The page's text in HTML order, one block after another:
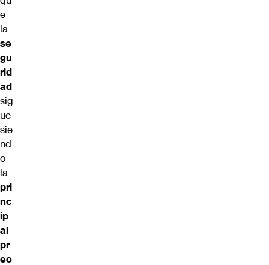
e
la
se
gu
rid
ad
sig
ue
sie
nd
o
la
pri
nc
ip
al
pr
eo